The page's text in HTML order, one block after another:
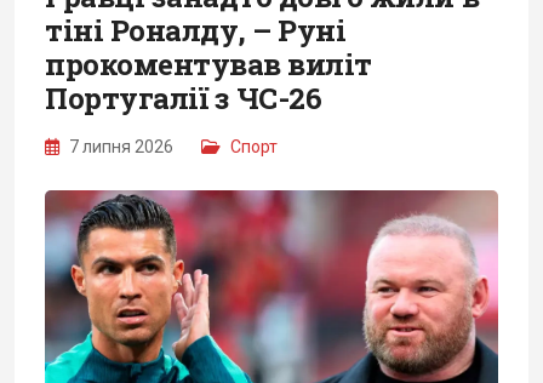
тіні Роналду, – Руні
прокоментував виліт
Португалії з ЧС-26
7 липня 2026 Спорт